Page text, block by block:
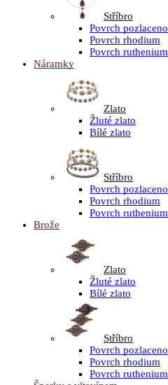
Stříbro
Povrch pozlaceno
Povrch rhodium
Povrch ruthenium
Náramky
Zlato
Žluté zlato
Bílé zlato
Stříbro
Povrch pozlaceno
Povrch rhodium
Povrch ruthenium
Brože
Zlato
Žluté zlato
Bílé zlato
Stříbro
Povrch pozlaceno
Povrch rhodium
Povrch ruthenium